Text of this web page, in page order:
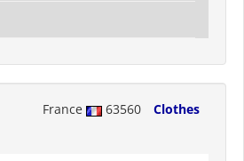
France 63560
Clothes